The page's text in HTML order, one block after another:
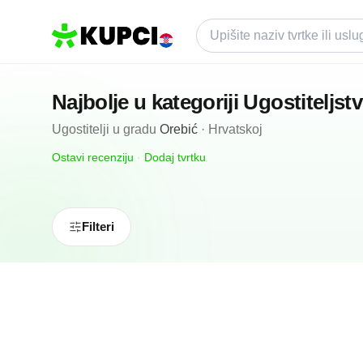
Najbolje u kategoriji
Ugostitelji u gradu Orebić · Hrvatskoj
Ostavi recenziju · Dodaj tvrtku
Filteri